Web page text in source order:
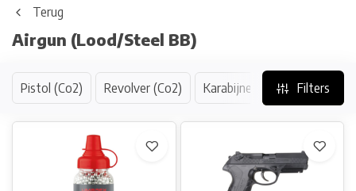
Terug
Airgun (Lood/Steel BB)
Pistol (Co2) Revolver (Co2) Karabijnen (Veerdruk /
Filters